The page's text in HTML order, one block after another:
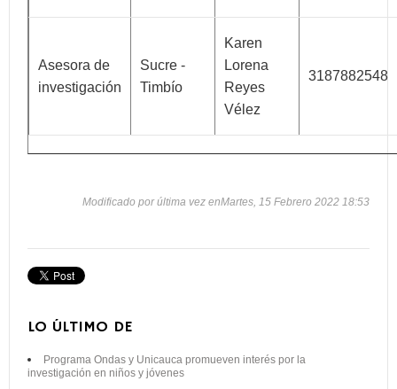
Asesora de
investigación
Sucre -
Timbío
Karen
Lorena
Reyes
Vélez
3187882548
Modificado por última vez enMartes, 15 Febrero 2022 18:53
LO ÚLTIMO DE
Programa Ondas y Unicauca promueven interés por la
investigación en niños y jóvenes